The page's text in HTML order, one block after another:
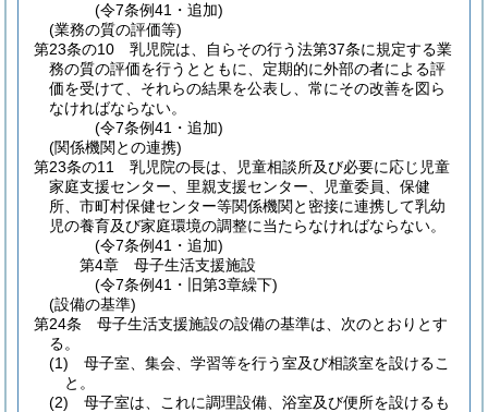
(令7条例41・追加)
(業務の質の評価等)
第23条の10
乳児院は、自らその行う法第37条に規定する業
務の質の評価を行うとともに、定期的に外部の者による評
価を受けて、それらの結果を公表し、常にその改善を図ら
なければならない。
(令7条例41・追加)
(関係機関との連携)
第23条の11
乳児院の長は、児童相談所及び必要に応じ児童
家庭支援センター、里親支援センター、児童委員、保健
所、市町村保健センター等関係機関と密接に連携して乳幼
児の養育及び家庭環境の調整に当たらなければならない。
(令7条例41・追加)
第4章
母子生活支援施設
(令7条例41・旧第3章繰下)
(設備の基準)
第24条
母子生活支援施設の設備の基準は、次のとおりとす
る。
(1)
母子室、集会、学習等を行う室及び相談室を設けるこ
と。
(2)
母子室は、これに調理設備、浴室及び便所を設けるも